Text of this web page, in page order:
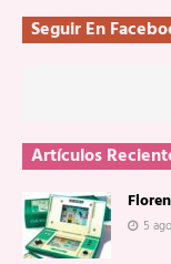
Seguir En
Artículos
5